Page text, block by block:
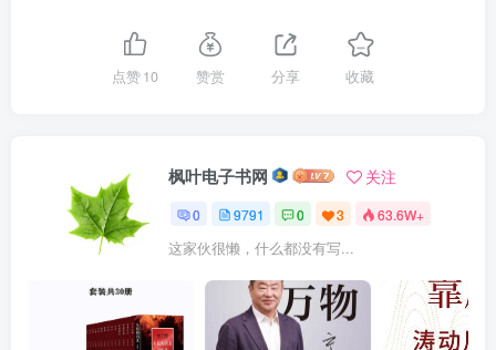
点赞10 赞赏 分享 收藏
枫叶电子书网 关注
0 9791 0 3 63.6W+
这家伙很懒，什么都没有写...